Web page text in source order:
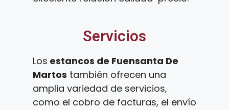
Servicios
Los estancos de Fuensanta De
Martos también ofrecen una
amplia variedad de servicios,
como el cobro de facturas, el envío